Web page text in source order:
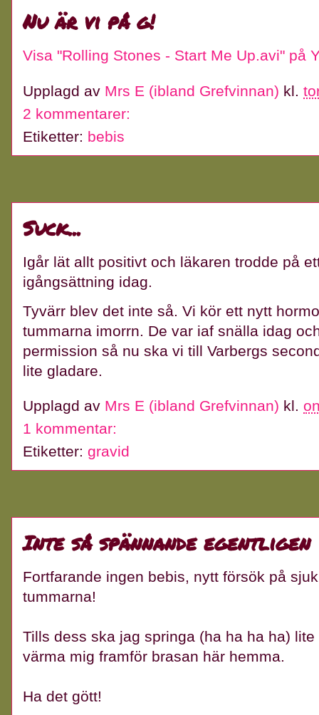
Nu är vi på g!
Visa "Rolling Stones - Start Me Up.avi" på
Upplagd av Mrs E (ibland Grefvinnan) kl.
2 kommentarer:
Etiketter: bebis
Suck...
Igår lät allt positivt och läkaren trodde på
igångsättning idag.
Tyvärr blev det inte så. Vi kör ett nytt
tummarna imorrn. De var iaf snälla idag
permission så nu ska vi till Varbergs
lite gladare.
Upplagd av Mrs E (ibland Grefvinnan) kl.
1 kommentar:
Etiketter: gravid
Inte så spännande egentligen
Fortfarande ingen bebis, nytt försök på
tummarna!
Tills dess ska jag springa (ha ha ha ha)
värma mig framför brasan här hemma.
Ha det gött!